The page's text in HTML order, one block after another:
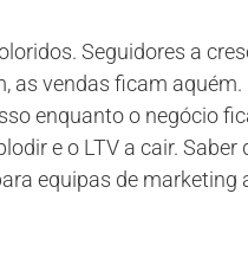
Seguidores a
as vendas ficam
enquanto o negócio
e o LTV a cair.
equipas de